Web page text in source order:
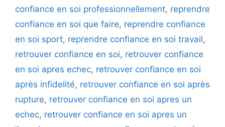
confiance en soi professionnellement, reprendre
confiance en soi que faire, reprendre confiance
en soi sport, reprendre confiance en soi travail,
retrouver confiance en soi, retrouver confiance
en soi apres echec, retrouver confiance en soi
après infidelité, retrouver confiance en soi après
rupture, retrouver confiance en soi apres un
echec, retrouver confiance en soi apres un